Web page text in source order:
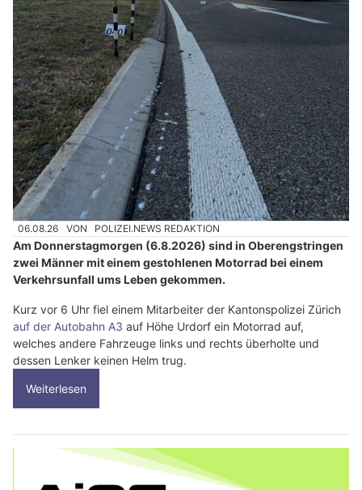
06.08.26 VON POLIZEI.NEWS REDAKTION
Am Donnerstagmorgen (6.8.2026) sind in Oberengstringen
zwei Männer mit einem gestohlenen Motorrad bei einem
Verkehrsunfall ums Leben gekommen.
Kurz vor 6 Uhr fiel einem Mitarbeiter der Kantonspolizei Zürich
auf der Autobahn A3 auf Höhe Urdorf ein Motorrad auf,
welches andere Fahrzeuge links und rechts überholte und
dessen Lenker keinen Helm trug.
Weiterlesen